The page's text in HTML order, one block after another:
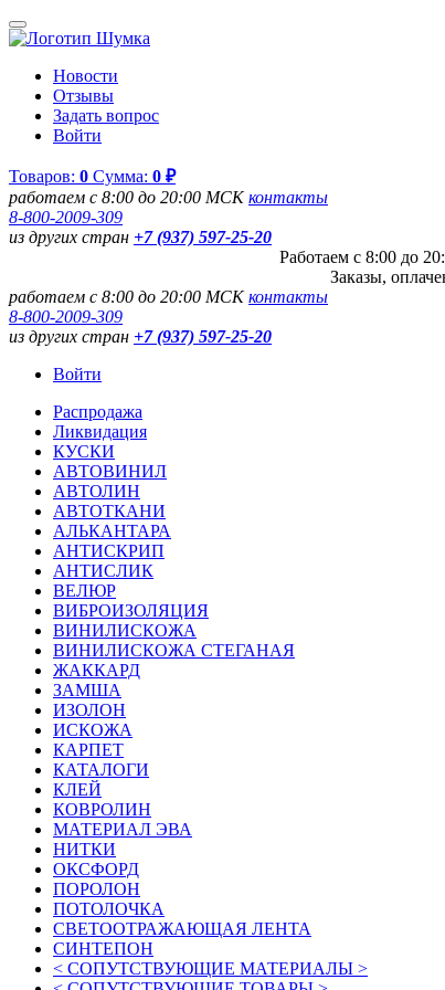
Новости
Отзывы
Задать вопрос
Войти
Товаров: 0 Сумма: 0 ₽
работаем с 8:00 до 20:00 МСКконтакты
8-800-2009-309
из других стран +7 (937) 597-25-20
Работаем с 8:00 до
Заказы,
работаем с 8:00 до 20:00 МСКконтакты
8-800-2009-309
из других стран +7 (937) 597-25-20
Войти
Распродажа
Ликвидация
КУСКИ
АВТОВИНИЛ
АВТОЛИН
АВТОТКАНИ
АЛЬКАНТАРА
АНТИСКРИП
АНТИСЛИК
ВЕЛЮР
ВИБРОИЗОЛЯЦИЯ
ВИНИЛИСКОЖА
ВИНИЛИСКОЖА СТЕГАНАЯ
ЖАККАРД
ЗАМША
ИЗОЛОН
ИСКОЖА
КАРПЕТ
КАТАЛОГИ
КЛЕЙ
КОВРОЛИН
МАТЕРИАЛ ЭВА
НИТКИ
ОКСФОРД
ПОРОЛОН
ПОТОЛОЧКА
СВЕТООТРАЖАЮЩАЯ ЛЕНТА
СИНТЕПОН
< СОПУТСТВУЮЩИЕ МАТЕРИАЛЫ >